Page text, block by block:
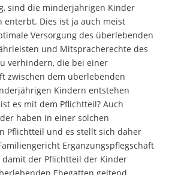
sind die minderjährigen Kinder
enterbt. Dies ist ja auch meist
Versorgung des überlebenden
und Mitspracherechte des
verhindern, die bei einer
zwischen dem überlebenden
Kindern entstehen
es mit dem Pflichtteil? Auch
haben in einer solchen
Pflichtteil und es stellt sich daher
Ergänzungspflegschaft
der Pflichtteil der Kinder